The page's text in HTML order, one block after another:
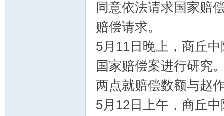
同意依法请求国家赔
赔偿请求。
5月11日晚上，商丘
国家赔偿案进行研究
两点就赔偿数额与赵
5月12日上午，商丘